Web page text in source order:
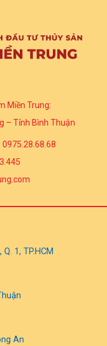
Miền Trung:
– Tỉnh Bình Thuận
1, TP.HCM
An